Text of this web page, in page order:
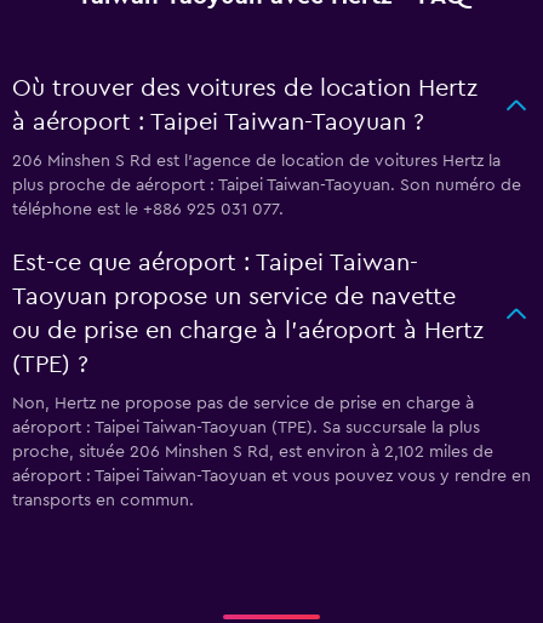
Où trouver des voitures de location Hertz
à aéroport : Taipei Taiwan-Taoyuan ?
206 Minshen S Rd est l'agence de location de voitures Hertz la
plus proche de aéroport : Taipei Taiwan-Taoyuan. Son numéro de
téléphone est le +886 925 031 077.
Est-ce que aéroport : Taipei Taiwan-
Taoyuan propose un service de navette
ou de prise en charge à l’aéroport à Hertz
(TPE) ?
Non, Hertz ne propose pas de service de prise en charge à
aéroport : Taipei Taiwan-Taoyuan (TPE). Sa succursale la plus
proche, située 206 Minshen S Rd, est environ à 2,102 miles de
aéroport : Taipei Taiwan-Taoyuan et vous pouvez vous y rendre en
transports en commun.